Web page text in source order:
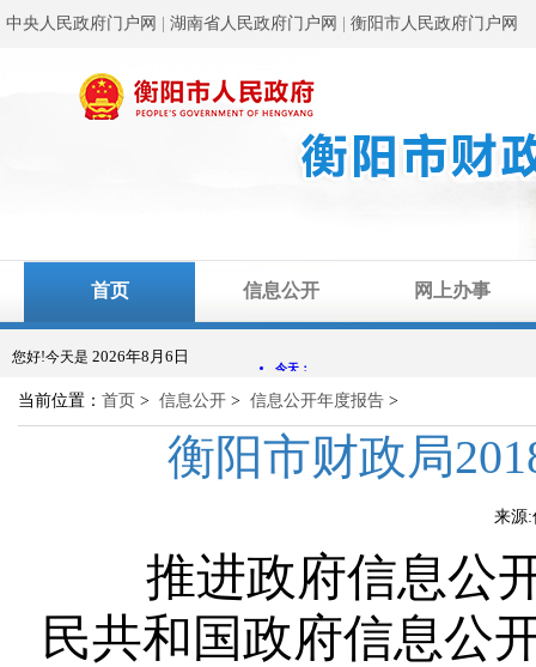
中央人民政府门户网 湖南省人民政府门户网 衡阳市人民政府门户网
首页 信息公开 网上办事
您好!今天是 2026年8月6日
当前位置： 首页 > 信息公开 > 信息公开年度报告 >
衡阳市财政局
来源
推进政府信息公
民共和国政府信息公